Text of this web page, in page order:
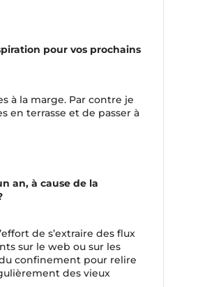
pour vos prochains
à la marge. Par contre je
en terrasse et de passer à
an, à cause de la
de s’extraire des flux
sur le web ou sur les
du confinement pour relire
des vieux